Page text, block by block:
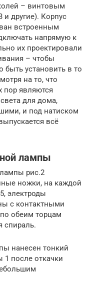
– винтовым
и другие). Корпус
встроенным
напрямую к
их проектировали
– чтобы
установить в то
на то, что
пор являются
для дома,
и под натиском
всё
лампы
рис.2
ножки, на каждой
электроды
с контактными
обеим торцам
спираль.
нанесен тонкий
после откачки